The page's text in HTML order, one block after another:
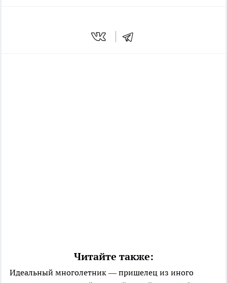
Читайте также:
Идеальный многолетник — пришелец из иного